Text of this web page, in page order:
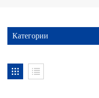
Категории